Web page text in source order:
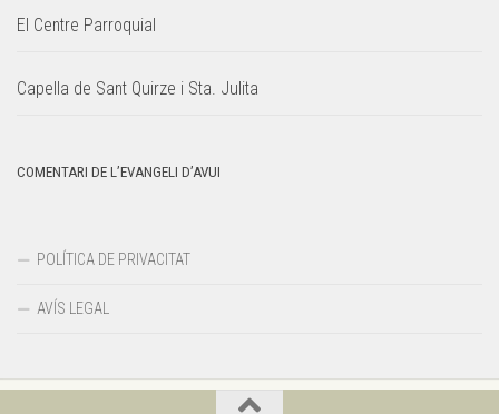
El Centre Parroquial
Capella de Sant Quirze i Sta. Julita
COMENTARI DE L’EVANGELI D’AVUI
POLÍTICA DE PRIVACITAT
AVÍS LEGAL